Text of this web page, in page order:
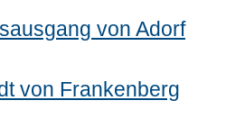
von Adorf
von Frankenberg